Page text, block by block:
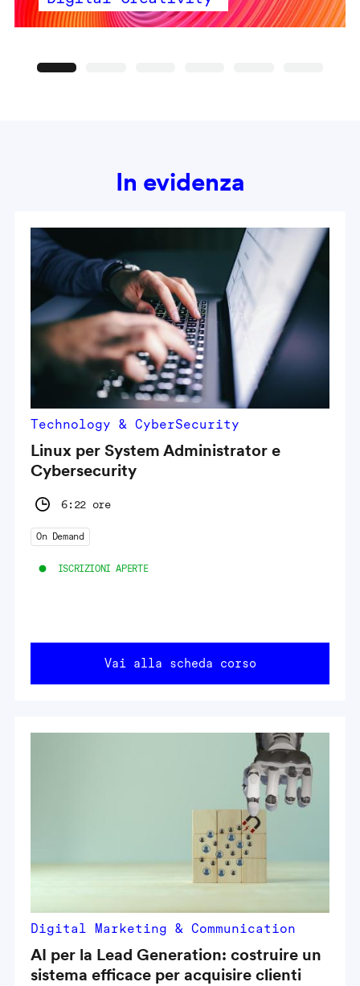
In evidenza
Technology & CyberSecurity
Linux per System Administrator e
Cybersecurity
6:22 ore
On Demand
ISCRIZIONI APERTE
Vai alla scheda corso
Digital Marketing & Communication
AI per la Lead Generation: costruire un
sistema efficace per acquisire clienti